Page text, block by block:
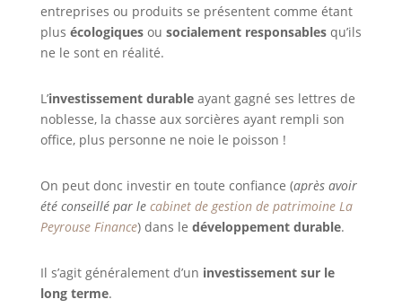
entreprises ou produits se présentent comme étant
plus écologiquesou socialement responsablesqu’ils
ne le sont en réalité.
L’investissement durableayant gagné ses lettres de
noblesse, la chasse aux sorcières ayant rempli son
office, plus personne ne noie le poisson !
On peut donc investir en toute confiance (après avoir
été conseillé par le cabinet de gestion de patrimoine La
Peyrouse Finance) dans le développement durable.
Il s’agit généralement d’un investissement sur le
long terme.